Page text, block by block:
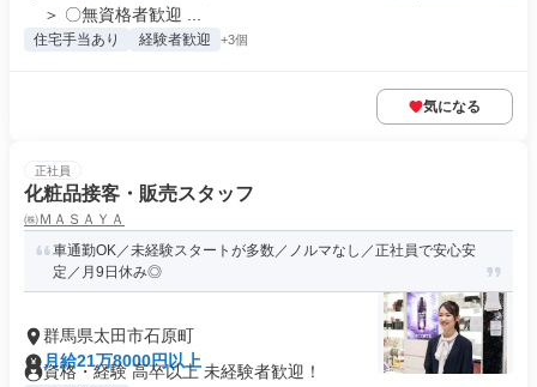
＞ 〇無資格者歓迎 ...
住宅手当あり 経験者歓迎 +3個
気になる
正社員
化粧品接客・販売スタッフ
㈱ＭＡＳＡＹＡ
車通勤OK／未経験スタートが多数／ノルマなし／正社員で安心安
定／月9日休み◎
群馬県太田市石原町
月給21万8000円以上
資格・経験 高卒以上 未経験者歓迎！